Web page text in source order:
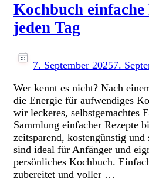
Kochbuch
jeden Tag
7. September 20257.
Wer kennt es nicht? Nach
die Energie für aufwendiges
wir leckeres, selbstgemachtes
Sammlung einfacher Rezepte
zeitsparend, kostengünstig
sind ideal für Anfänger und
persönliches Kochbuch.
zubereitet und voller …